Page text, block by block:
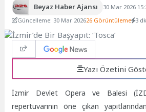
Beyaz Haber Ajansı
30 Mar 2026
Güncelleme: 30 Mar 202626 Görüntüleme 3 dk.
Yazı Özetini
İzmir Devlet Opera ve Balesi
repertuvarının öne çıkan